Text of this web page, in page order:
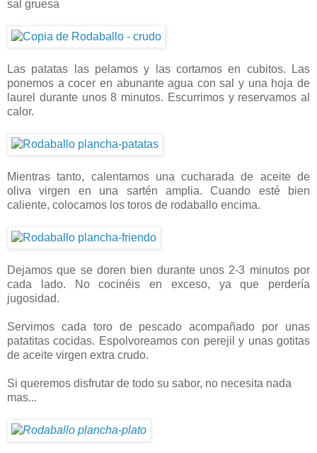
sal gruesa
Las patatas las pelamos y las cortamos en cubitos. Las
ponemos a cocer en abunante agua con sal y una hoja de
laurel durante unos 8 minutos. Escurrimos y reservamos al
calor.
Mientras tanto, calentamos una cucharada de aceite de
oliva virgen en una sartén amplia. Cuando esté bien
caliente, colocamos los toros de rodaballo encima.
Dejamos que se doren bien durante unos 2-3 minutos por
cada lado. No cocinéis en exceso, ya que perdería
jugosidad.
Servimos cada toro de pescado acompañado por unas
patatitas cocidas. Espolvoreamos con perejil y unas gotitas
de aceite virgen extra crudo.
Si queremos disfrutar de todo su sabor, no necesita nada
mas...